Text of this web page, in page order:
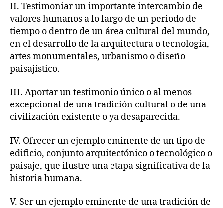
II. Testimoniar un importante intercambio de
valores humanos a lo largo de un periodo de
tiempo o dentro de un área cultural del mundo,
en el desarrollo de la arquitectura o tecnología,
artes monumentales, urbanismo o diseño
paisajístico.
III. Aportar un testimonio único o al menos
excepcional de una tradición cultural o de una
civilización existente o ya desaparecida.
IV. Ofrecer un ejemplo eminente de un tipo de
edificio, conjunto arquitectónico o tecnológico o
paisaje, que ilustre una etapa significativa de la
historia humana.
V. Ser un ejemplo eminente de una tradición de